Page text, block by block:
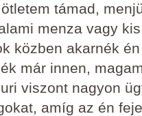
támad,
menza vagy
közben akarnék
már innen,
viszont nagyon
amíg az én